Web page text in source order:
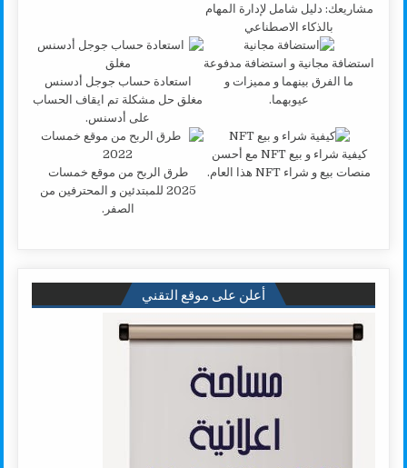
مشاريعك: دليل شامل لإدارة المهام
بالذكاء الاصطناعي
استضافة مجانية و استضافة مدفوعة
ما الفرق بينهما و مميزات و
عيوبهما.
استعادة حساب جوجل أدسنس
مغلق حل مشكلة تم ايقاف الحساب
على أدسنس.
كيفية شراء و بيع NFT مع أحسن
منصات بيع و شراء NFT هذا العام.
طرق الربح من موقع خمسات
2025 للمبتدئين و المحترفين من
الصفر.
أعلن على موقع التقني